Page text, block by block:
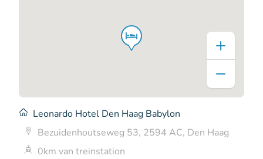
Leonardo Hotel Den Haag Babylon
Bezuidenhoutseweg 53, 2594 AC, Den Haag
0km van treinstation